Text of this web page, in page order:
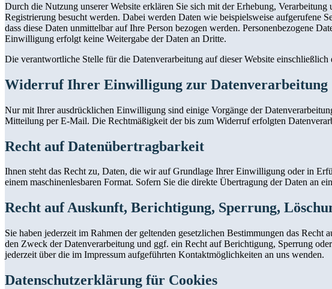
Durch die Nutzung unserer Website erklären Sie sich mit der Erhebung,
Registrierung besucht werden. Dabei werden Daten wie beispielsweise aufgerufene
dass diese Daten unmittelbar auf Ihre Person bezogen werden. Personenbezogene
Einwilligung erfolgt keine Weitergabe der Daten an Dritte.
Die verantwortliche Stelle für die Datenverarbeitung auf dieser Website
Widerruf Ihrer Einwilligung zur Datenverarbeitung
Nur mit Ihrer ausdrücklichen Einwilligung sind einige Vorgänge der
Mitteilung per E-Mail. Die Rechtmäßigkeit der bis zum Widerruf erfolgten
Recht auf Datenübertragbarkeit
Ihnen steht das Recht zu, Daten, die wir auf Grundlage Ihrer Einwilligung oder in
einem maschinenlesbaren Format. Sofern Sie die direkte Übertragung der Daten an
Recht auf Auskunft, Berichtigung, Sperrung,
Sie haben jederzeit im Rahmen der geltenden gesetzlichen Bestimmungen das
den Zweck der Datenverarbeitung und ggf. ein Recht auf Berichtigung, Sperrung
jederzeit über die im Impressum aufgeführten Kontaktmöglichkeiten an uns wenden.
Datenschutzerklärung für Cookies